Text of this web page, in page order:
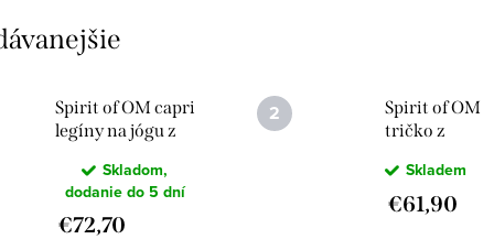
Spirit of OM capri
legíny na jógu z
Madhya Madhu -
tmavomodré
Skladom,
dodanie do 5 dní
€72,70
Spirit of OM
tričko z
viskózy a bio
bavlny
Skladem
€61,90